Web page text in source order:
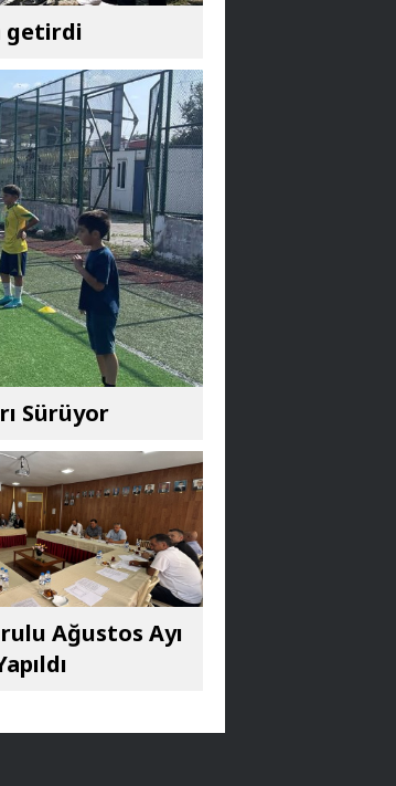
getirdi
Sürüyor
Ağustos Ayı